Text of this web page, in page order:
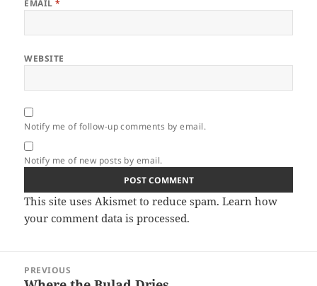
EMAIL*
WEBSITE
Notify me of follow-up comments by email.
Notify me of new posts by email.
This site uses Akismet to reduce spam.Learn how
your comment data is processed.
navigation
PREVIOUS